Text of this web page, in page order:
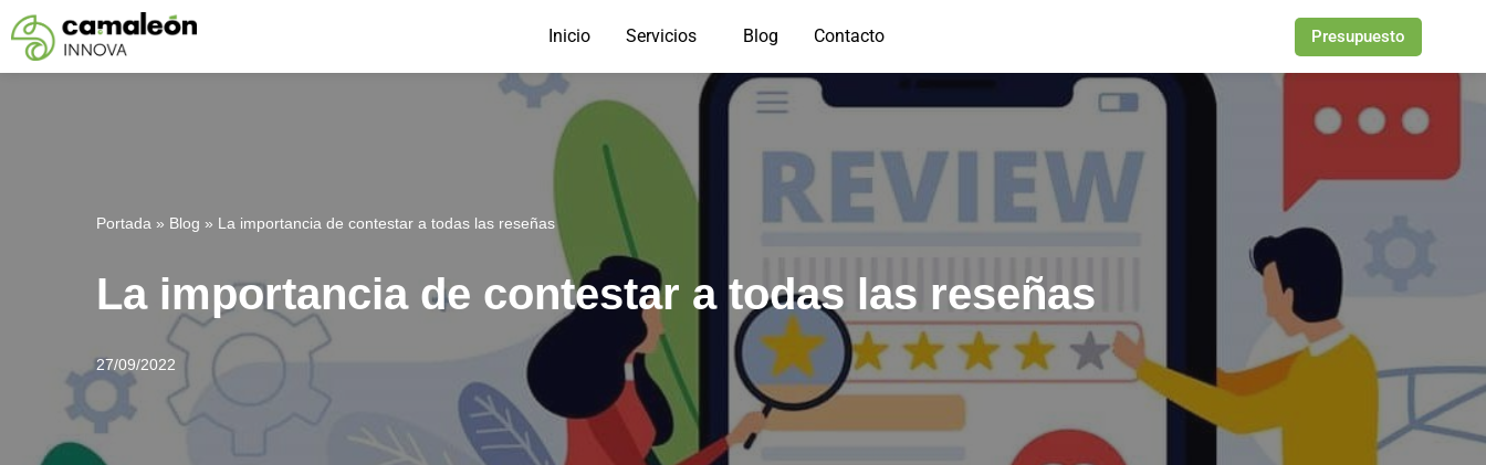
Saltar
Inicio Servicios Blog Contacto Presupuesto
Portada » Blog » La importancia de contestar a todas las reseñas
La importancia de contestar a todas las reseñas
27/09/2022